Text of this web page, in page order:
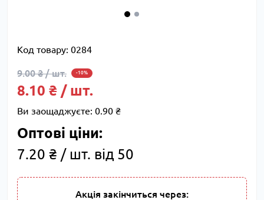
Код товару: 0284
9.00 ₴ / шт. -10%
8.10 ₴ / шт.
Ви заощаджуєте: 0.90 ₴
Оптові ціни:
7.20 ₴ / шт. від 50
Акція закінчиться через: